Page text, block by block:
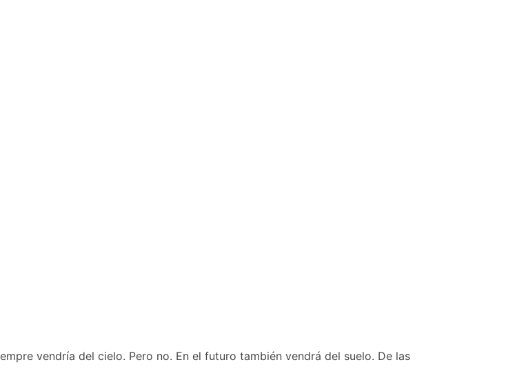
vendría del cielo. Pero no. En el futuro también vendrá del suelo. De las